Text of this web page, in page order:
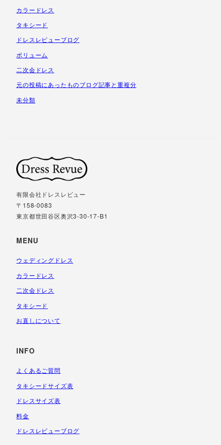
カラードレス
タキシード
ドレスレビューブログ
ボリューム
二次会ドレス
元の投稿にあったものブログ記事と重複分
未分類
有限会社ドレスレビュー
〒158-0083
東京都世田谷区奥沢3-30-17-B1
MENU
ウェディングドレス
カラードレス
二次会ドレス
タキシード
お直しについて
INFO
よくあるご質問
タキシードサイズ表
ドレスサイズ表
料金
ドレスレビューブログ